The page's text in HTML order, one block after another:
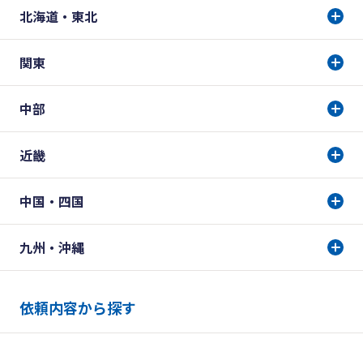
北海道・東北
関東
中部
近畿
中国・四国
九州・沖縄
依頼内容から探す